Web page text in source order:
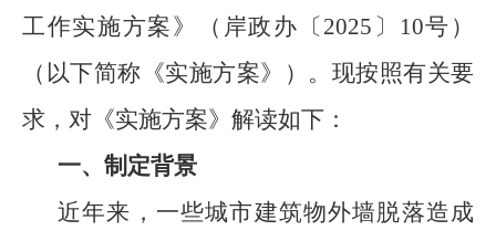
工作实施方案》（岸政办〔2025〕10号）
（以下简称《实施方案》）。现按照有关要
求，对《实施方案》解读如下：
一、制定背景
近年来，一些城市建筑物外墙脱落造成